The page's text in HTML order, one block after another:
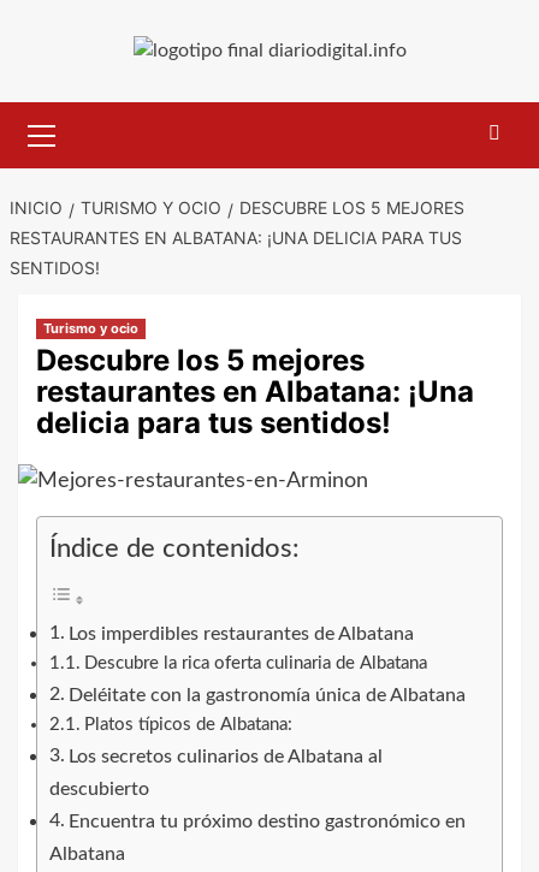
primario
INICIO TURISMO Y OCIO
DESCUBRE LOS 5 MEJORES
RESTAURANTES EN ALBATANA: ¡UNA DELICIA PARA TUS
SENTIDOS!
Turismo y ocio
Descubre los 5 mejores
restaurantes en Albatana: ¡Una
delicia para tus sentidos!
Índice de contenidos:
Los imperdibles restaurantes de Albatana
Descubre la rica oferta culinaria de Albatana
Deléitate con la gastronomía única de Albatana
Platos típicos de Albatana:
Los secretos culinarios de Albatana al
descubierto
Encuentra tu próximo destino gastronómico en
Albatana